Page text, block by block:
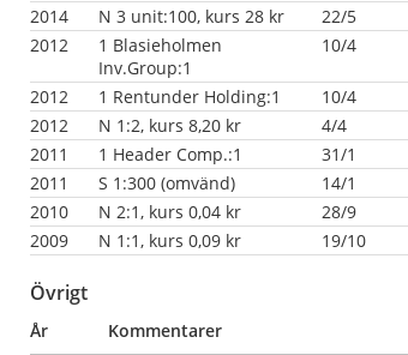
2014
N 3 unit:100, kurs 28 kr
22/5
2012
1 Blasieholmen
Inv.Group:1
10/4
2012 1 Rentunder Holding:1
10/4
2012
N 1:2, kurs 8,20 kr
4/4
2011
1 Header Comp.:1
31/1
2011
S 1:300 (omvänd)
14/1
2010
N 2:1, kurs 0,04 kr
28/9
2009
N 1:1, kurs 0,09 kr 19/10
Övrigt
År
Kommentarer